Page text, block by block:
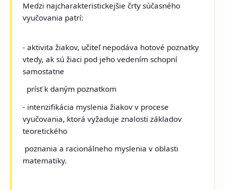
Medzi najcharakteristickejšie črty súčasného
vyučovania patrí:
- aktivita žiakov, učiteľ nepodáva hotové poznatky
vtedy, ak sú žiaci pod jeho vedením schopní
samostatne
prísť k daným poznatkom
- intenzifikácia myslenia žiakov v procese
vyučovania, ktorá vyžaduje znalosti základov
teoretického
poznania a racionálneho myslenia v oblasti
matematiky.